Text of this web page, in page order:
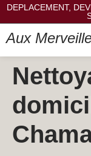
DEPLACEMENT,
Aux